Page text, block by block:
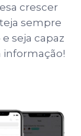
crescer
sempre
seja capaz
informação!